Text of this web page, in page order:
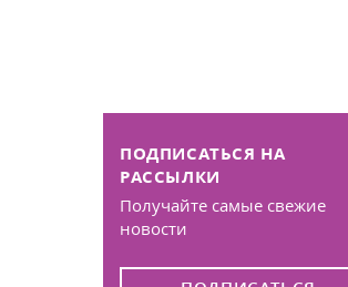
ПОДПИСАТЬСЯ НА
РАССЫЛКИ
Получайте самые свежие
новости